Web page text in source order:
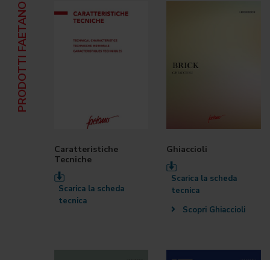
PRODOTTI FAETANO
Caratteristiche
Tecniche
Scarica la scheda
tecnica
Ghiaccioli
Scarica la scheda
tecnica
Scopri Ghiaccioli